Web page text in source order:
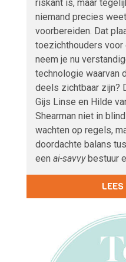
riskant is, maar
niemand precies
voorbereiden. Dat
toezichthouders voor
neem je nu
technologie waarvan
deels zichtbaar zijn?
Gijs Linse en Hilde
Shearman niet in
wachten op regels,
doordachte balans
een ai-savvy bestuur